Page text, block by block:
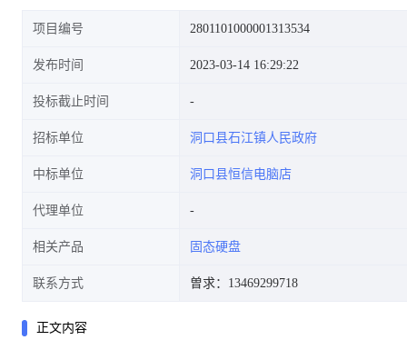
项目编号 2801101000001313534
发布时间 2023-03-14 16:29:22
投标截止时间
招标单位 洞口县石江镇人民政府
中标单位 洞口县恒信电脑店
代理单位
相关产品 固态硬盘
联系方式 曽求：13469299718
正文内容